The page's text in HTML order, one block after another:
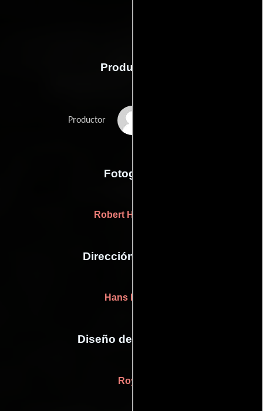
Producción
Productor
Fotografia
Robert H. Planck
Dirección artística
Hans Peters
Diseño de vestuario
Royer